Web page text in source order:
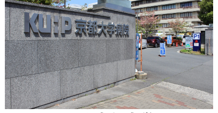
2024年度 次世代医療機器開発人材育成プログラム 医療機器
開発コース
1/30追加セミナー開催
岡山大学 2024.12.24
第15回 BIZEN活動発信会開催のお知らせ